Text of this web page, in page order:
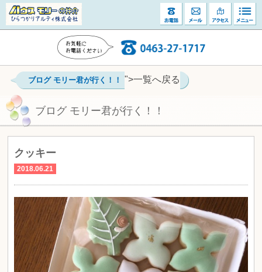
ブログ モリー君が行く！！ ">一覧へ戻る
ブログ モリー君が行く！！
クッキー
2018.06.21